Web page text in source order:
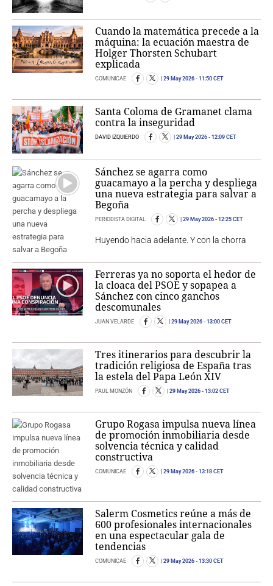
Cuando la matemática precede a la
máquina: la ecuación maestra de
Holger Thorsten Schubart
explicada
COMUNICAE 29 May 2026 - 11:50 CET
Santa Coloma de Gramanet clama
contra la inseguridad
DAVID IZQUIERDO 29 May 2026 - 12:09 CET
Sánchez se agarra como
guacamayo a la percha y despliega
una nueva estrategia para salvar a
Begoña
PERIODISTA DIGITAL 29 May 2026 - 12:25 CET
Huyendo hacia adelante. Y con la chorra
Ferreras ya no soporta el hedor de
la cloaca del PSOE y sopapea a
Sánchez con cinco ganchos
descomunales
JUAN VELARDE 29 May 2026 - 13:00 CET
Tres itinerarios para descubrir la
tradición religiosa de España tras
la estela del Papa León XIV
PAUL MONZÓN 29 May 2026 - 13:02 CET
Grupo Rogasa impulsa nueva línea
de promoción inmobiliaria desde
solvencia técnica y calidad
constructiva
COMUNICAE 29 May 2026 - 13:18 CET
Salerm Cosmetics reúne a más de
600 profesionales internacionales
en una espectacular gala de
tendencias
COMUNICAE 29 May 2026 - 13:30 CET